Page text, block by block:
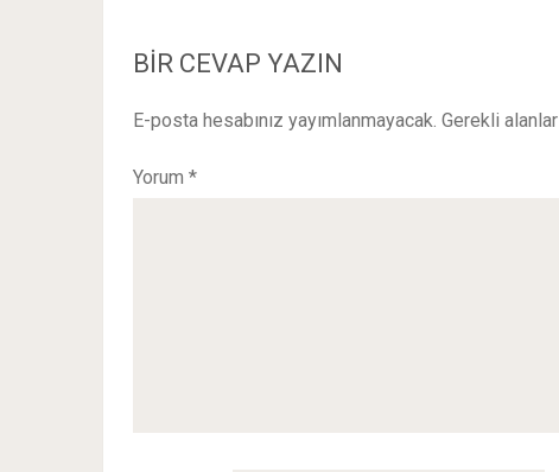
BIR CEVAP YAZIN
E-posta hesabınız yayımlanmayacak. Gerekli alanlar
Yorum *